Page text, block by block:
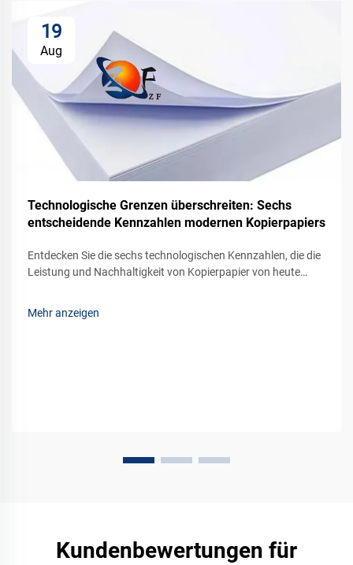
19
Aug
Technologische Grenzen überschreiten: Sechs
entscheidende Kennzahlen modernen Kopierpapiers
Entdecken Sie die sechs technologischen Kennzahlen, die die
Leistung und Nachhaltigkeit von Kopierpapier von heute
Mehr anzeigen
Kundenbewertungen für